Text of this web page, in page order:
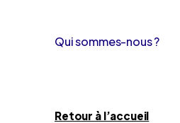
Qui sommes-nous ?
Retour à l’accueil